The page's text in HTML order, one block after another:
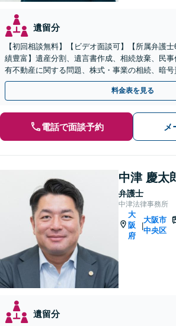
遺留分
【初回相談無料】【ビデオ面談可】【所属弁護
績豊富】遺産分割、遺言書作成、相続放棄、民
有不動産に関する問題、株式・事業の相続、暗
豊富な対応実績。【バリアフリー】【完全個室】
料金表を見る
電話で面談予約 メ
中津 慶太
弁護士
中津法律事務所
大
阪
府
|
大阪市
中央区
遺留分